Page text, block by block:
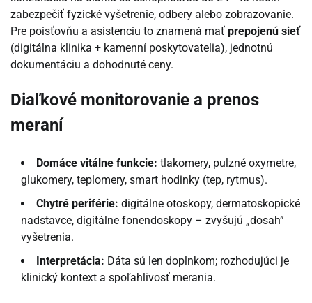
zabezpečiť fyzické vyšetrenie, odbery alebo zobrazovanie.
Pre poisťovňu a asistenciu to znamená mať prepojenú sieť
(digitálna klinika + kamenní poskytovatelia), jednotnú
dokumentáciu a dohodnuté ceny.
Diaľkové monitorovanie a prenos
meraní
Domáce vitálne funkcie: tlakomery, pulzné oxymetre,
glukomery, teplomery, smart hodinky (tep, rytmus).
Chytré periférie: digitálne otoskopy, dermatoskopické
nadstavce, digitálne fonendoskopy – zvyšujú „dosah”
vyšetrenia.
Interpretácia: Dáta sú len doplnkom; rozhodujúci je
klinický kontext a spoľahlivosť merania.